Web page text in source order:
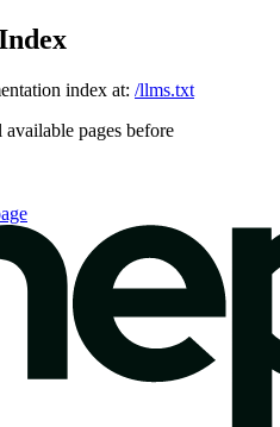
index at: /llms.txt
pages before